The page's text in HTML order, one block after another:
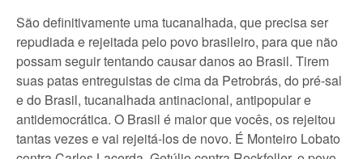
São definitivamente uma tucanalhada, que precisa ser
repudiada e rejeitada pelo povo brasileiro, para que não
possam seguir tentando causar danos ao Brasil. Tirem
suas patas entreguistas de cima da Petrobrás, do pré-sal
e do Brasil, tucanalhada antinacional, antipopular e
antidemocrática. O Brasil é maior que vocês, os rejeitou
tantas vezes e vai rejeitá-los de novo. É Monteiro Lobato